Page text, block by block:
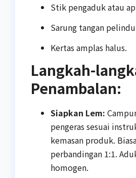
Stik pengaduk atau
Sarung tangan
Kertas amplas halus.
Langkah-
Penambalan:
Siapkan Lem:
pengeras sesuai
kemasan produk.
perbandingan 1:1.
homogen.